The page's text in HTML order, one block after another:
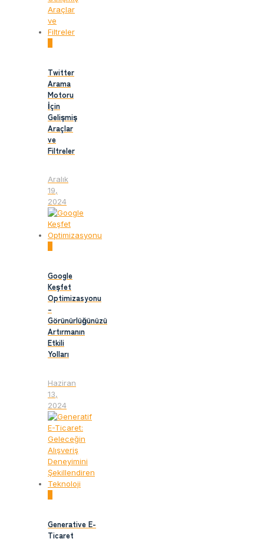
Twitter
Arama
Motoru
İçin
Gelişmiş
Araçlar
ve
Filtreler
Aralık
19,
2024
Google
Keşfet
Optimizasyonu
–
Görünürlüğünüzü
Artırmanın
Etkili
Yolları
Haziran
13,
2024
Generative E-
Ticaret